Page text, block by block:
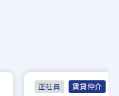
正社員 賃貸仲介